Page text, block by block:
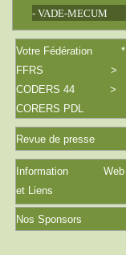
Nos Sponsors
- VADE-MECUM
Votre Fédération *
FFRS >
CODERS 44 >
CORERS PDL
Information Web
et Liens
Revue de presse